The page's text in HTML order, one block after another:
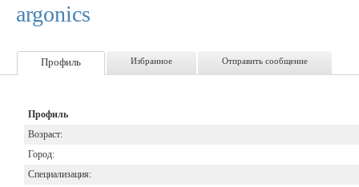
argonics
Профиль Избранное Отправить сообщение
Профиль
Возраст:
Город:
Специализация: